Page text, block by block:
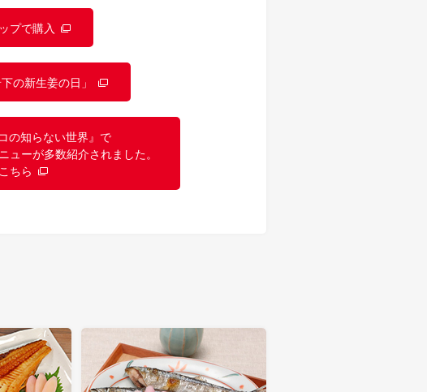
プで購入
の新生姜の日」
の知らない世界』で
ューが多数紹介されました。
ちら